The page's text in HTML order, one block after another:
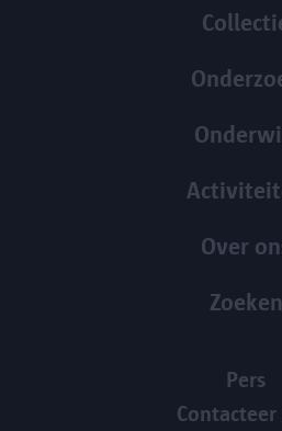
Over
Zoeken
Pers
Contacteer